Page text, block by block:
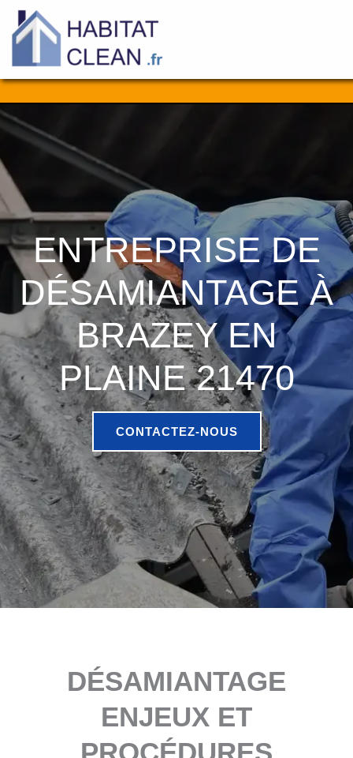
Aller
ENTREPRISE DE
DÉSAMIANTAGE À
BRAZEY EN
PLAINE 21470
CONTACTEZ-NOUS
DÉSAMIANTAGE
ENJEUX ET